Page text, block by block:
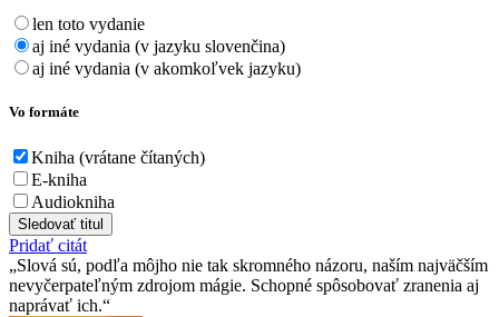
len toto vydanie
aj iné vydania (v jazyku slovenčina)
aj iné vydania (v akomkoľvek jazyku)
Vo formáte
Kniha (vrátane čítaných)
E-kniha
Audiokniha
Sledovať titul
Pridať citát
Slová sú, podľa môjho nie tak skromného názoru, naším najväčším
nevyčerpateľným zdrojom mágie. Schopné spôsobovať zranenia aj
naprávať ich.